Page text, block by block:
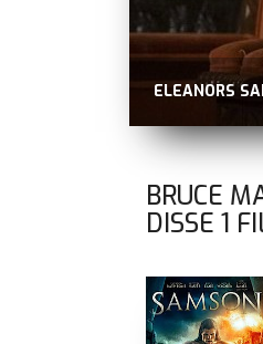
ELEANORS
BRUCE
DISSE 1